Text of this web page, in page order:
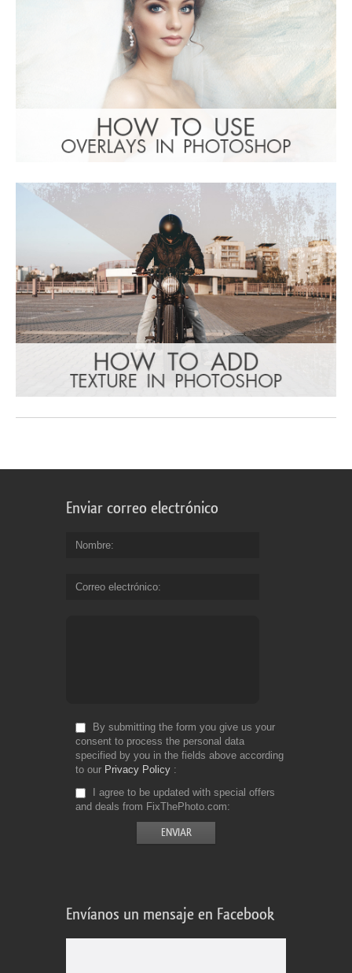
Enviar correo electrónico
Nombre
Correo electrónico
By submitting the form you give us your
consent to process the personal data
specified by you in the fields above according
to our Privacy Policy
I agree to be updated with special offers
and deals from FixThePhoto.com
Envíanos un mensaje en Facebook